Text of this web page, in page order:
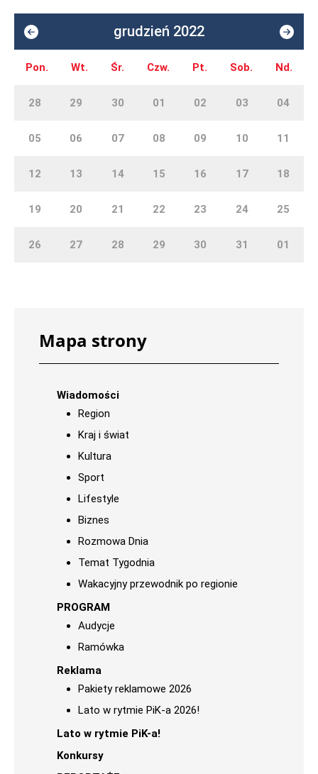
grudzień 2022
Pon. Wt. Śr. Czw. Pt. Sob. Nd.
28 29 30 01 02 03 04
05 06 07 08 09 10 11
12 13 14 15 16 17 18
19 20 21 22 23 24 25
26 27 28 29 30 31 01
Mapa strony
Wiadomości
Region
Kraj i świat
Kultura
Sport
Lifestyle
Biznes
Rozmowa Dnia
Temat Tygodnia
Wakacyjny przewodnik po regionie
PROGRAM
Audycje
Ramówka
Reklama
Pakiety reklamowe 2026
Lato w rytmie PiK-a 2026!
Lato w rytmie PiK-a!
Konkursy